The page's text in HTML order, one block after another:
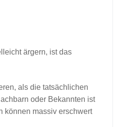
ärgern, ist das
als die tatsächlichen
oder Bekannten ist
können massiv erschwert